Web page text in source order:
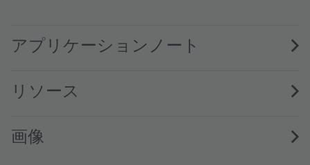
アプリケーションノート
リソース
画像